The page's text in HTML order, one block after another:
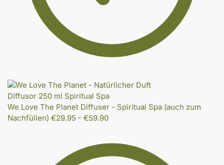
We Love The Planet Diffuser - Spiritual Spa (auch zum
Nachfüllen) €29.95 - €59.90